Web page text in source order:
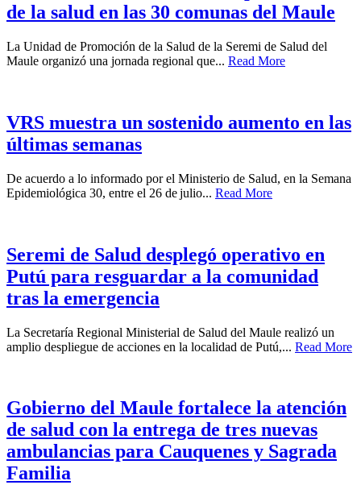
de la salud en las 30 comunas del Maule
La Unidad de Promoción de la Salud de la Seremi de Salud del
Maule organizó una jornada regional que... Read More
VRS muestra un sostenido aumento en las
últimas semanas
De acuerdo a lo informado por el Ministerio de Salud, en la Semana
Epidemiológica 30, entre el 26 de julio... Read More
Seremi de Salud desplegó operativo en
Putú para resguardar a la comunidad
tras la emergencia
La Secretaría Regional Ministerial de Salud del Maule realizó un
amplio despliegue de acciones en la localidad de Putú,... Read More
Gobierno del Maule fortalece la atención
de salud con la entrega de tres nuevas
ambulancias para Cauquenes y Sagrada
Familia